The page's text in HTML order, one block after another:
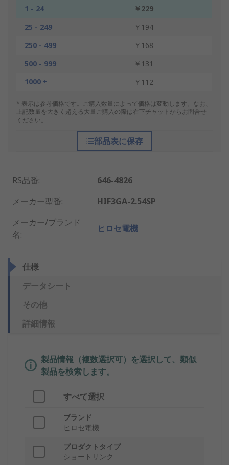
1 - 24
￥229
25 - 249
￥194
250 - 499
￥168
500 - 999
￥131
1000 +
￥112
* 表示は参考価格です。ご購入数量によって価格は変動します。なお、
上記数量を大きく超える大量ご購入の際は右下チャットからお問合せ
ください。
部品表に保存
RS品番:
646-4826
メーカー型番:
HIF3GA-2.54SP
メーカー/ブランド
名:
ヒロセ電機
仕様
データシート
その他
詳細情報
製品情報（複数選択可）を選択して、類似
製品を検索します。
すべて選択
ブランド
ヒロセ電機
プロダクトタイプ
ショートリンク